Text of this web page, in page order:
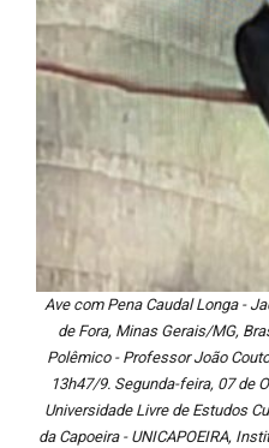
Ave com Pena Caudal Longa -
de Fora, Minas Gerais/MG,
Polêmico - Professor João
13h47/9. Segunda-feira, 07 de
Universidade Livre de Estudos
da Capoeira - UNICAPOEIRA,